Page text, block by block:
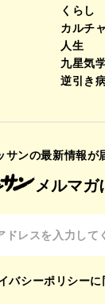
くらし
カルチ
人生
九星気
逆引き
サンの最新情報が
メルマガ
バシーポリシーに